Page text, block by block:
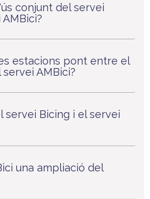
conjunt del servei
estacions pont entre el
AMBici?
servei Bicing i el servei
una ampliació del